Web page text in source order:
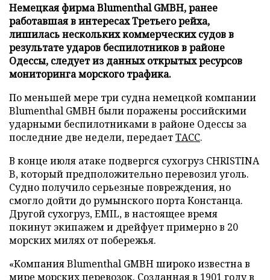
Немецкая фирма Blumenthal GMBH, ранее
работавшая в интересах Третьего рейха,
лишилась нескольких коммерческих судов в
результате ударов беспилотников в районе
Одессы, следует из данных открытых ресурсов
мониторинга морского трафика.
По меньшей мере три судна немецкой компании
Blumenthal GMBH были поражены российскими
ударными беспилотниками в районе Одессы за
последние две недели, передаетТАСС.
В конце июля атаке подвергся сухогруз CHRISTINA
B, который предположительно перевозил уголь.
Судно получило серьезные повреждения, но
смогло дойти до румынского порта Констанца.
Другой сухогруз, EMIL, в настоящее время
покинут экипажем и дрейфует примерно в 20
морских милях от побережья.
«Компания Blumenthal GMBH широко известна в
мире морских перевозок. Созданная в 1901 году в